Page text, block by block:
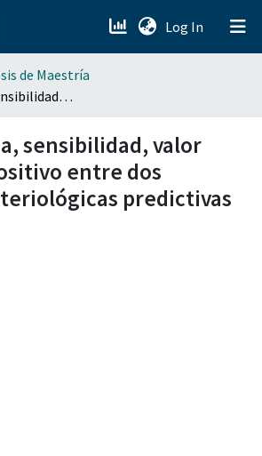
Log In (current)
de Maestría
Concordancia, sensibilidad, valor predictivo positivo entre dos técnicas bacteriológicas predictivas de caries
sensibilidad, valor
entre dos
predictivas